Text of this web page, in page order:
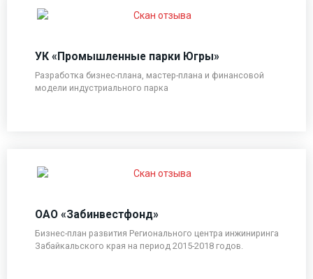
УК «Промышленные парки Югры»
Разработка бизнес-плана, мастер-плана и финансовой
модели индустриального парка
ОАО «Забинвестфонд»
Бизнес-план развития Регионального центра инжиниринга
Забайкальского края на период 2015-2018 годов.